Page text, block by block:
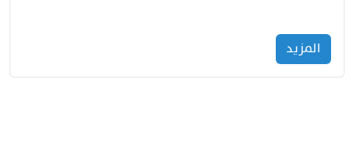
المزید